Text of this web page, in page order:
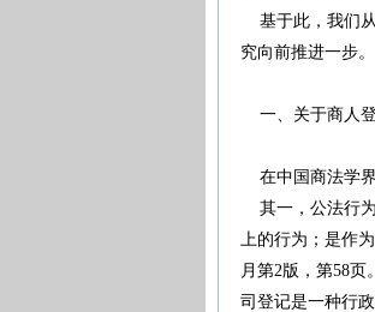
基于此，我们从
究向前推进一步。
一、关于商人
在中国商法学界
其一，公法行为
上的行为；是作
月第2版，第58
司登记是一种行